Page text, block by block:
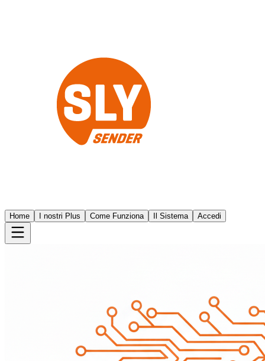
Home I nostri Plus Come Funziona Il Sistema Accedi